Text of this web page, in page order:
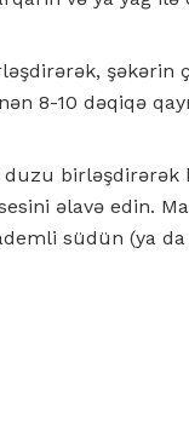
şəkərin
8-10 dəqiqə
birləşdirərək
əlavə edin.
südün (ya